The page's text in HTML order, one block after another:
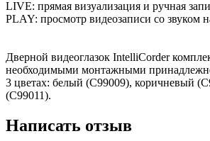
LIVE: прямая визуализация и ручная
PLAY: просмотр видеозаписи со звуком
Дверной видеоглазок IntelliCorder
необходимыми монтажными
3 цветах: белый (С99009), коричневый
(С99011).
Написать отзыв